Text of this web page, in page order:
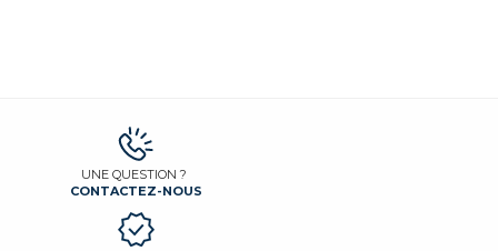
UNE QUESTION ?
CONTACTEZ-NOUS